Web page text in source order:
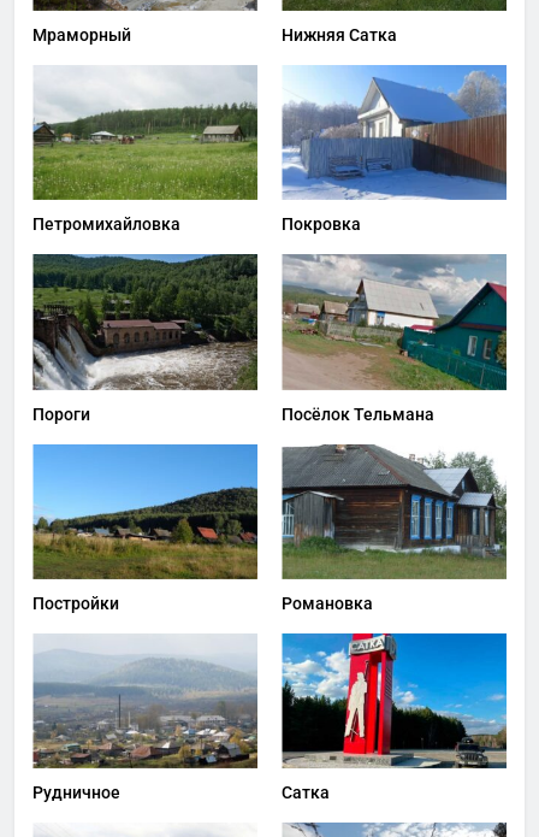
Мраморный Нижняя Сатка
Петромихайловка Покровка
Пороги Посёлок Тельмана
Постройки Романовка
Рудничное Сатка